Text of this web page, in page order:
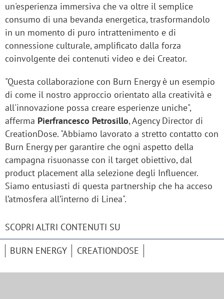
un'esperienza immersiva che va oltre il semplice
consumo di una bevanda energetica, trasformandolo
in un momento di puro intrattenimento e di
connessione culturale, amplificato dalla forza
coinvolgente dei contenuti video e dei Creator.
"Questa collaborazione con Burn Energy è un esempio
di come il nostro approccio orientato alla creatività e
all'innovazione possa creare esperienze uniche",
afferma Pierfrancesco Petrosillo, Agency Director di
CreationDose. "Abbiamo lavorato a stretto contatto con
Burn Energy per garantire che ogni aspetto della
campagna risuonasse con il target obiettivo, dal
product placement alla selezione degli Influencer.
Siamo entusiasti di questa partnership che ha acceso
l’atmosfera all’interno di Linea".
SCOPRI ALTRI CONTENUTI SU
BURN ENERGY CREATIONDOSE